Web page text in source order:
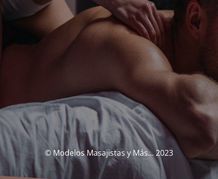
© Modelos Masajistas y Más... 2023